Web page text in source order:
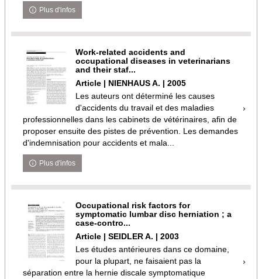
Plus d'infos
Work-related accidents and
occupational diseases in veterinarians
and their staf...
Article | NIENHAUS A. | 2005
Les auteurs ont déterminé les causes
d'accidents du travail et des maladies
professionnelles dans les cabinets de vétérinaires, afin de
proposer ensuite des pistes de prévention. Les demandes
d'indemnisation pour accidents et mala...
Plus d'infos
Occupational risk factors for
symptomatic lumbar disc herniation ; a
case-contro...
Article | SEIDLER A. | 2003
Les études antérieures dans ce domaine,
pour la plupart, ne faisaient pas la
séparation entre la hernie discale symptomatique